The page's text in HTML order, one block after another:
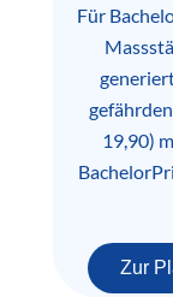
Für
19,90)
Zur